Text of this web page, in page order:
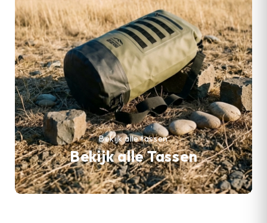
Bekijk alle Tassen
Bekijk alle tassen